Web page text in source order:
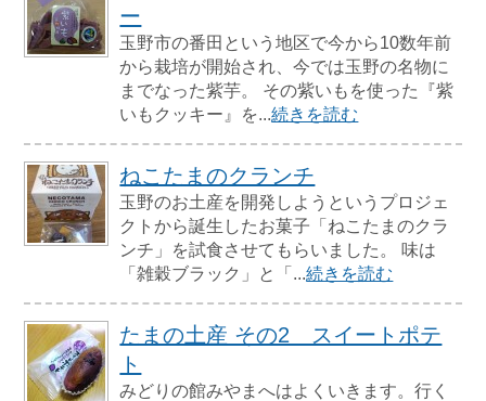
ー
玉野市の番田という地区で今から10数年前
から栽培が開始され、今では玉野の名物に
までなった紫芋。 その紫いもを使った『紫
いもクッキー』を...続きを読む
ねこたまのクランチ
玉野のお土産を開発しようというプロジェ
クトから誕生したお菓子「ねこたまのクラ
ンチ」を試食させてもらいました。 味は
「雑穀ブラック」と「...続きを読む
たまの土産 その2 スイートポテ
ト
みどりの館みやまへはよくいきます。行く